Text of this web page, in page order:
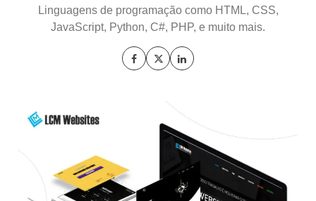
Linguagens de programação como HTML, CSS,
JavaScript, Python, C#, PHP, e muito mais.